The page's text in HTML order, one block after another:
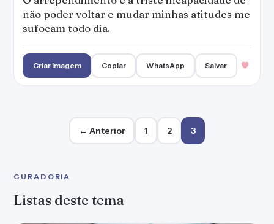
não poder voltar e mudar minhas atitudes me
sufocam todo dia.
Criar imagem Copiar WhatsApp Salvar
Paginação de posts
← Anterior 1 2 3
CURADORIA
Listas deste tema